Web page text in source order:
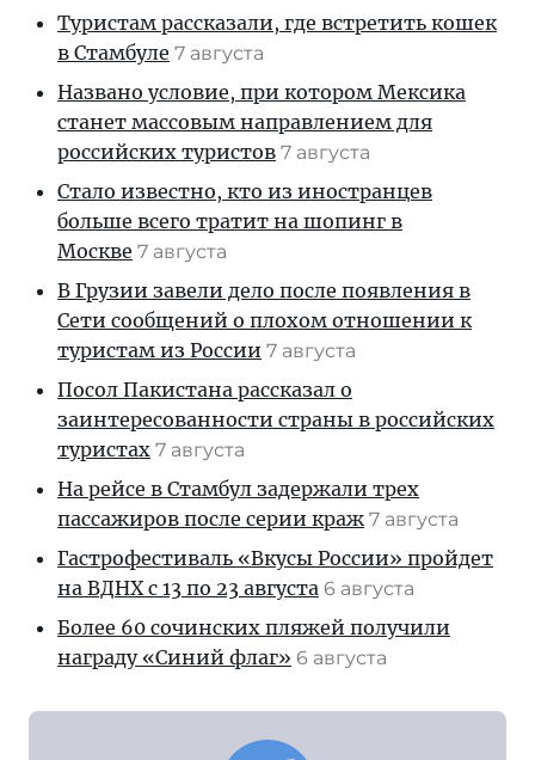
Туристам рассказали, где встретить кошек
в Стамбуле 7 августа
Названо условие, при котором Мексика
станет массовым направлением для
российских туристов 7 августа
Стало известно, кто из иностранцев
больше всего тратит на шопинг в
Москве 7 августа
В Грузии завели дело после появления в
Сети сообщений о плохом отношении к
туристам из России 7 августа
Посол Пакистана рассказал о
заинтересованности страны в российских
туристах 7 августа
На рейсе в Стамбул задержали трех
пассажиров после серии краж 7 августа
Гастрофестиваль «Вкусы России» пройдет
на ВДНХ с 13 по 23 августа 6 августа
Более 60 сочинских пляжей получили
награду «Синий флаг» 6 августа